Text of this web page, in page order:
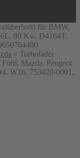
für BMW,
80 Kw, D4164T,
» Turbolader
Mazda, Peugeot
W16, 753420-0001,